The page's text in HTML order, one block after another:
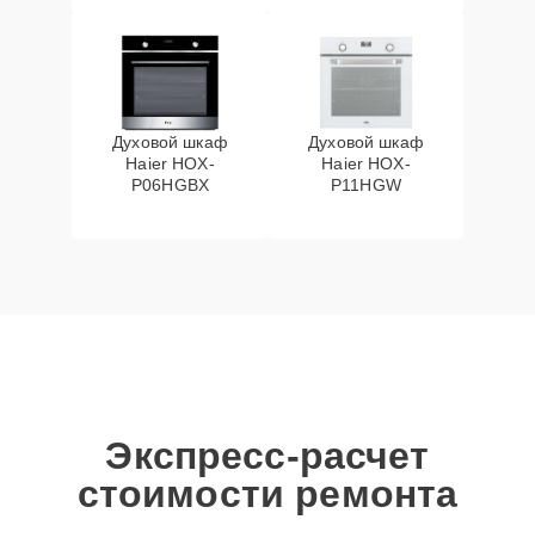
Духовой шкаф
Haier HOX-
P06HGBX
Духовой шкаф
Haier HOX-
P11HGW
Экспресс-расчет
стоимости ремонта